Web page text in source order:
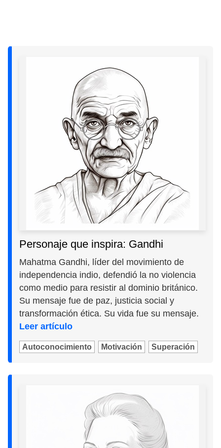
Personaje que inspira: Gandhi
Mahatma Gandhi, líder del movimiento de
independencia indio, defendió la no violencia
como medio para resistir al dominio británico.
Su mensaje fue de paz, justicia social y
transformación ética. Su vida fue su mensaje.
Leer artículo
Autoconocimiento Motivación Superación